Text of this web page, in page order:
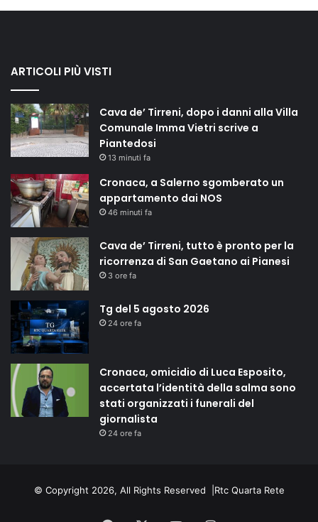
ARTICOLI PIÙ VISTI
Cava de’ Tirreni, dopo i danni alla Villa
Comunale Imma Vietri scrive a
Piantedosi
13 minuti fa
Cronaca, a Salerno sgomberato un
appartamento dai NOS
46 minuti fa
Cava de’ Tirreni, tutto è pronto per la
ricorrenza di San Gaetano ai Pianesi
3 ore fa
Tg del 5 agosto 2026
24 ore fa
Cronaca, omicidio di Luca Esposito,
accertata l’identità della salma sono
stati organizzati i funerali del
giornalista
24 ore fa
© Copyright 2026, All Rights Reserved | Rtc Quarta Rete